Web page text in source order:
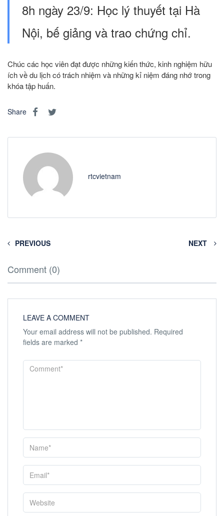
8h ngày 23/9: Học lý thuyết tại Hà
Nội, bế giảng và trao chứng chỉ.
Chúc các học viên đạt được những kiến thức, kinh nghiệm hữu
ích về du lịch có trách nhiệm và những kỉ niệm đáng nhớ trong
khóa tập huấn.
Share
rtcvietnam
PREVIOUS NEXT
Comment (0)
LEAVE A COMMENT
Your email address will not be published. Required
fields are marked *